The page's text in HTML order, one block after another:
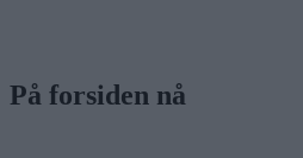
På forsiden nå